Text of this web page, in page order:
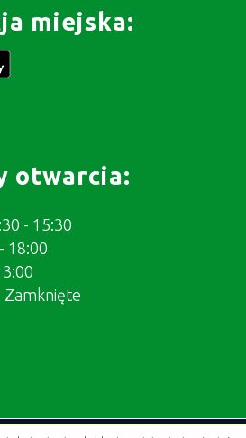
miejska:
otwarcia:
- 15:30
18:00
Zamknięte